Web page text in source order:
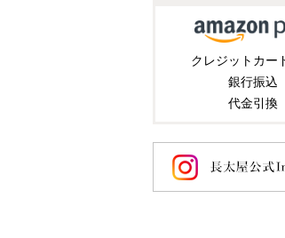
クレジットカー
銀行振込
代金引換